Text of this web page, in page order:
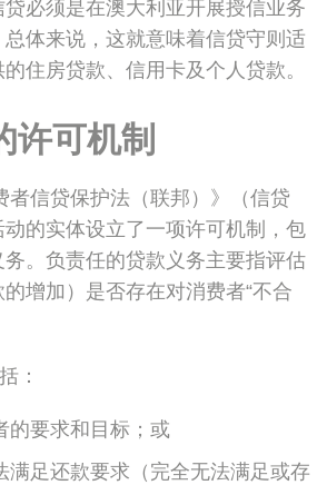
必须是在澳大利亚开展授信业务
体来说，这就意味着信贷守则适
住房贷款、信用卡及个人贷款。
许可机制
者信贷保护法（联邦）》（信贷
的实体设立了一项许可机制，包
。负责任的贷款义务主要指评估
增加）是否存在对消费者“不合
：
的要求和目标；或
满足还款要求（完全无法满足或存